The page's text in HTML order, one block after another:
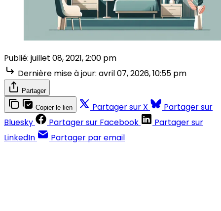
Publié: juillet 08, 2021, 2:00 pm
Dernière mise à jour: avril 07, 2026, 10:55 pm
Partager
Copier le lien Partager sur X
Partager sur
Bluesky
Partager sur Facebook
Partager sur
LinkedIn
Partager par email